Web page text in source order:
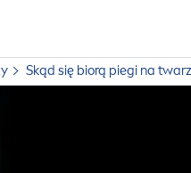
Skąd się biorą piegi na